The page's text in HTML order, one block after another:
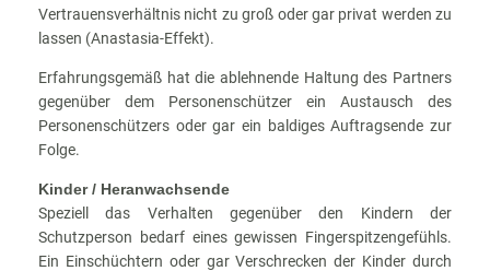
Vertrauensverhältnis nicht zu groß oder gar privat werden zu
lassen (Anastasia-Effekt).
Erfahrungsgemäß hat die ablehnende Haltung des Partners
gegenüber dem Personenschützer ein Austausch des
Personenschützers oder gar ein baldiges Auftragsende zur
Folge.
Kinder / Heranwachsende
Speziell das Verhalten gegenüber den Kindern der
Schutzperson bedarf eines gewissen Fingerspitzengefühls.
Ein Einschüchtern oder gar Verschrecken der Kinder durch